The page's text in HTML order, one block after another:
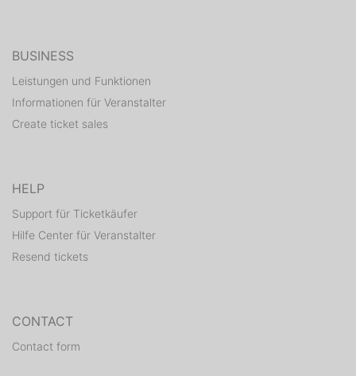
BUSINESS
Leistungen und Funktionen
Informationen für Veranstalter
Create ticket sales
HELP
Support für Ticketkäufer
Hilfe Center für Veranstalter
Resend tickets
CONTACT
Contact form